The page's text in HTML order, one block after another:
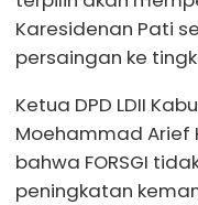
Karesidenan Pati
persaingan ke
Ketua DPD LDII
Moehammad Arief
bahwa FORSGI
peningkatan